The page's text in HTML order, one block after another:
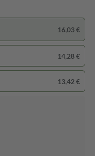
16,03 €
14,28 €
13,42 €